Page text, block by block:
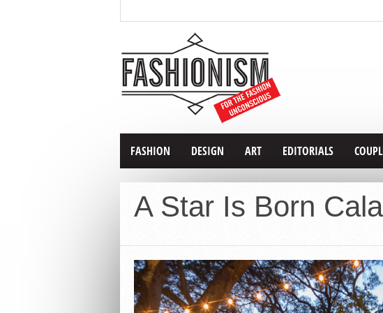
FASHION DESIGN ART EDITORIALS
A Star Is Born